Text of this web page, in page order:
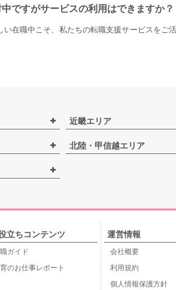
ですがサービスの利用はできますか？
い在職中こそ、私たちの転職支援サービスを
近畿エリア
北陸・甲信越エリア
立ちコンテンツ
ガイド
のお仕事レポート
運営情報
会社概要
利用規約
個人情報保護方針